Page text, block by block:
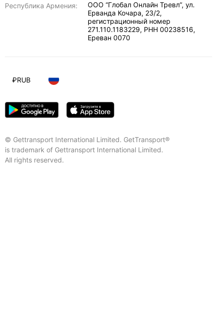
Республика Армения:
ООО “Глобал Онлайн Тревл”, ул.
Ерванда Кочара, 23/2,
регистрационный номер
271.110.1183229, РНН 00238516,
Ереван 0070
© Gettransport International Limited. GetTransport®
is trademark of Gettransport International Limited.
All rights reserved.
₽RUB